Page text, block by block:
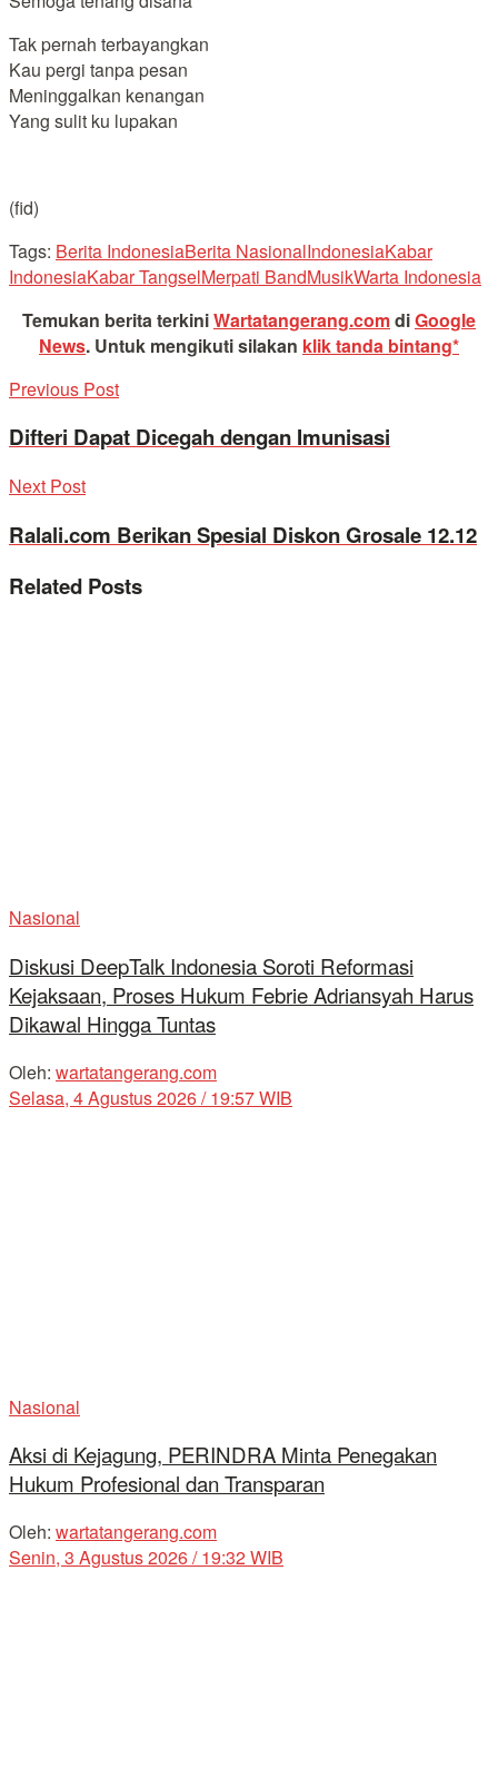
Tak pernah terbayangkan
Kau pergi tanpa pesan
Meninggalkan kenangan
Yang sulit ku lupakan
(fid)
Tags: Berita IndonesiaBerita NasionalIndonesiaKabar
IndonesiaKabar TangselMerpati BandMusikWarta Indonesia
Temukan berita terkiniWartatangerang.comdiGoogle
News. Untuk mengikuti silakan klik tanda bintang*
Previous Post
Difteri Dapat Dicegah dengan Imunisasi
Next Post
Ralali.com Berikan Spesial Diskon Grosale 12.12
Related Posts
Nasional
Diskusi DeepTalk Indonesia Soroti Reformasi
Kejaksaan, Proses Hukum Febrie Adriansyah Harus
Dikawal Hingga Tuntas
Oleh: wartatangerang.com
Selasa, 4 Agustus 2026 / 19:57 WIB
Nasional
Aksi di Kejagung, PERINDRA Minta Penegakan
Hukum Profesional dan Transparan
Oleh: wartatangerang.com
Senin, 3 Agustus 2026 / 19:32 WIB